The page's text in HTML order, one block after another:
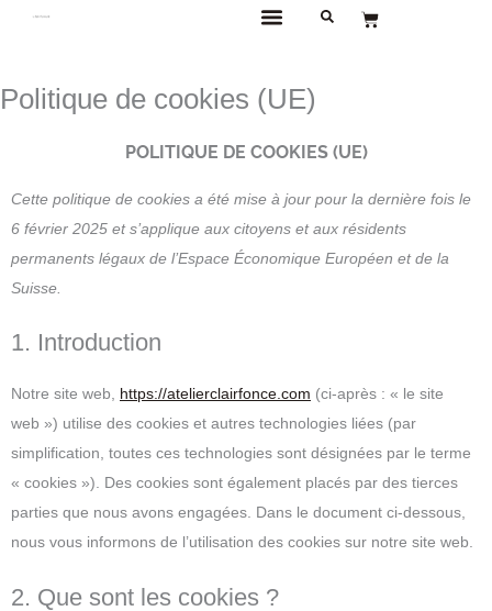
Aller
Panier
Politique de cookies (UE)
POLITIQUE DE COOKIES (UE)
Cette politique de cookies a été mise à jour pour la dernière fois le
6 février 2025 et s’applique aux citoyens et aux résidents
permanents légaux de l’Espace Économique Européen et de la
Suisse.
1. Introduction
Notre site web, https://atelierclairfonce.com (ci-après : « le site
web ») utilise des cookies et autres technologies liées (par
simplification, toutes ces technologies sont désignées par le terme
« cookies »). Des cookies sont également placés par des tierces
parties que nous avons engagées. Dans le document ci-dessous,
nous vous informons de l’utilisation des cookies sur notre site web.
2. Que sont les cookies ?
Consent
service
Consent
service
Consent
service
Consent
service
Consent
service
Consent
service
Consent
service
Consent
service
Consent
service
Consent
service
Consent
service
Consent
service
Consent
service